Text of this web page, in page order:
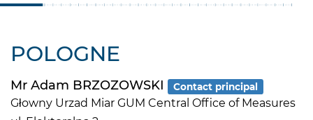
POLOGNE
Mr Adam BRZOZOWSKI Contact principal
Głowny Urzad Miar GUM Central Office of Measures